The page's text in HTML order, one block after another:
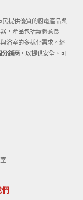
提供優質的廚電產品與
，產品包括氣體煮食
浴室的多樣化需求。經
分銷商，以提供安全、可
們